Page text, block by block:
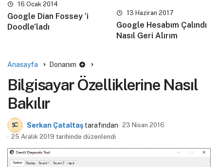
16 Ocak 2014
Google Dian Fossey ‘i
Doodle’ladı
13 Haziran 2017
Google Hesabım Çalındı
Nasıl Geri Alırım
Anasayfa Donanım
Bilgisayar Özelliklerine Nasıl
Bakılır
Serkan Çataltaş tarafından 23 Nisan 2016
25 Aralık 2019 tarihinde düzenlendi